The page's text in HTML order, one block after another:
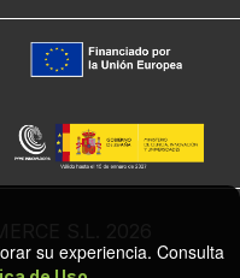
S.L. 2026
su experiencia. Consulta